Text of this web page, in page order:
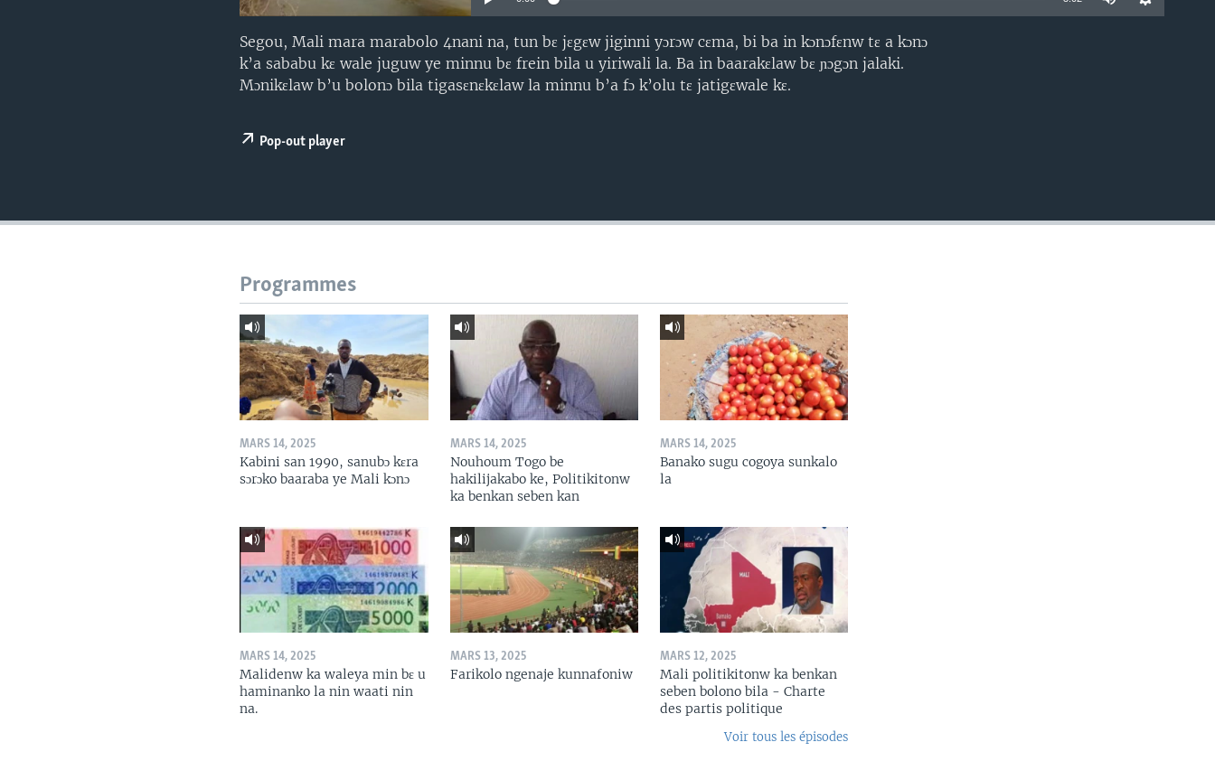
Segou, Mali mara marabolo 4nani na, tun bɛ jɛgɛw jiginni yɔrɔw cɛma, bi ba in kɔnɔfɛnw tɛ a kɔnɔ
k’a sababu kɛ wale juguw ye minnu bɛ frein bila u yiriwali la. Ba in baarakɛlaw bɛ ɲɔgɔn jalaki.
Mɔnikɛlaw b’u bolonɔ bila tigasɛnɛkɛlaw la minnu b’a fɔ k’olu tɛ jatigɛwale kɛ.
Pop-out player
Programmes
MARS 14, 2025
Kabini san 1990, sanubɔ kɛra
sɔrɔko baaraba ye Mali kɔnɔ
MARS 14, 2025
Nouhoum Togo be
hakilijakabo ke, Politikitonw
ka benkan seben kan
MARS 14, 2025
Banako sugu cogoya sunkalo
la
MARS 14, 2025
Malidenw ka waleya min bɛ u
haminanko la nin waati nin
na.
MARS 13, 2025
Farikolo ngenaje kunnafoniw
MARS 12, 2025
Mali politikitonw ka benkan
seben bolono bila - Charte
des partis politique
Voir tous les épisodes